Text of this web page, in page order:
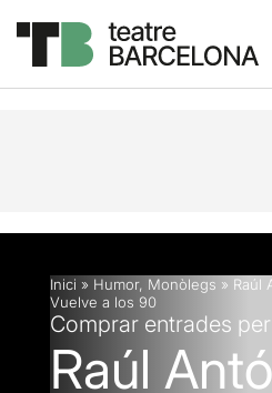
Descripció Fitxa
Inici » Humor, Monòlegs » Raúl
Vuelve a los 90
Comprar entrades
Raúl